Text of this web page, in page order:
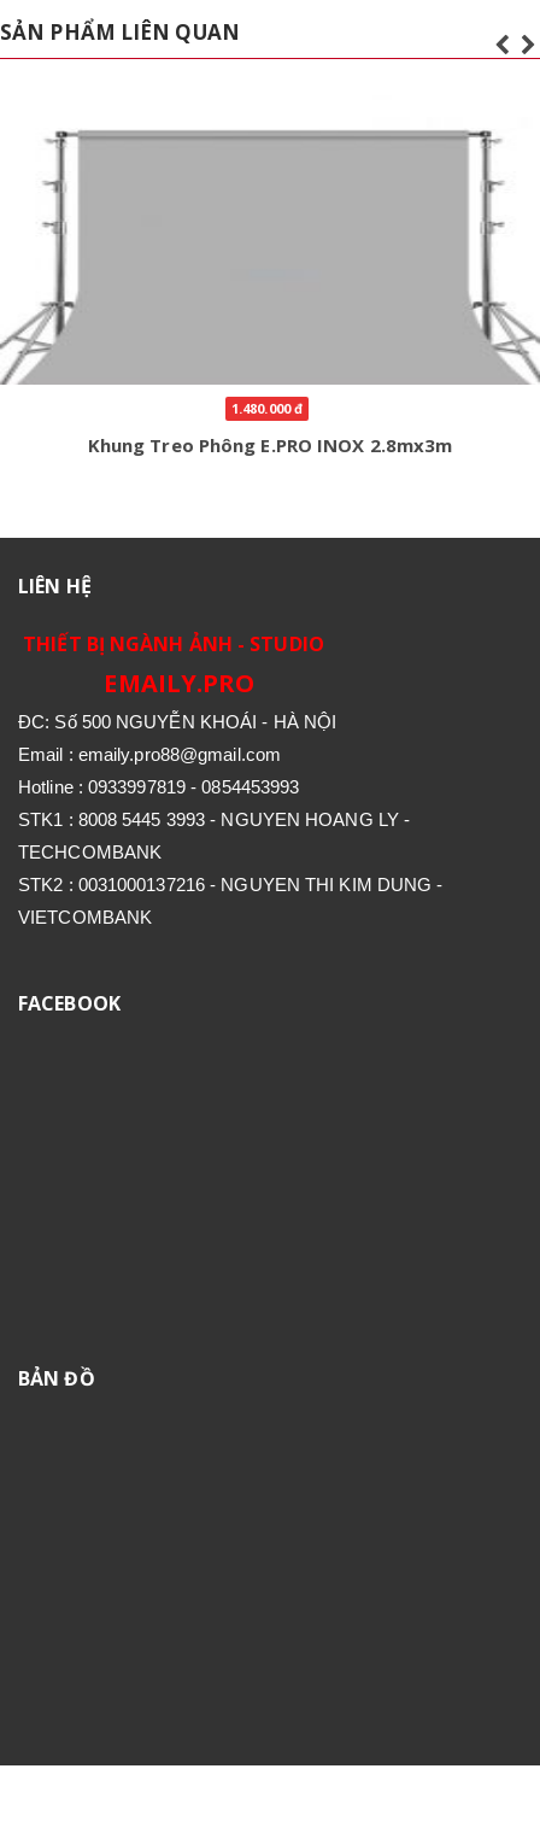
SẢN PHẨM LIÊN QUAN
1.480.000 đ
Khung Treo Phông E.PRO INOX 2.8mx3m
LIÊN HỆ
THIẾT BỊ NGÀNH ẢNH - STUDIO
EMAILY.PRO
ĐC: Số 500 NGUYỄN KHOÁI - HÀ NỘI
Email : emaily.pro88@gmail.com
Hotline : 0933997819 - 0854453993
STK1 : 8008 5445 3993 - NGUYEN HOANG LY -
TECHCOMBANK
STK2 : 0031000137216 - NGUYEN THI KIM DUNG -
VIETCOMBANK
FACEBOOK
BẢN ĐỒ